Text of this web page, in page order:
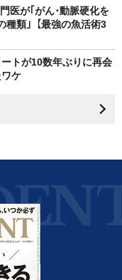
医が｢がん･動脈硬化を
種類｣【最強の魚活術3
トが10数年ぶりに再会
ケ